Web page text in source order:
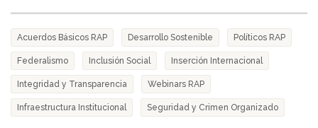
Acuerdos Básicos RAP Desarrollo Sostenible Políticos RAP
Federalismo Inclusión Social Inserción Internacional
Integridad y Transparencia Webinars RAP
Infraestructura Institucional Seguridad y Crimen Organizado